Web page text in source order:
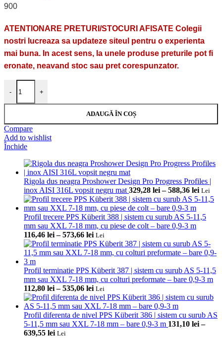
900
ATENTIONARE PRETURI/STOCURI AFISATE Colegii
nostri lucreaza sa updateze siteul pentru o experienta
mai buna. In acest sens, la unele produse preturile pot fi
eronate, neavand stoc sau pret corespunzator.
-
Cantitate Panou de dus cu scurgere centrala Proshower Panel
+
ADAUGĂ ÎN COȘ
Compare
Add to wishlist
Închide
Rigola dus neagra Proshower Design Pro Progress Profiles |
inox AISI 316L vopsit negru mat 329,28 lei – 588,36 lei
de
Lei
Profil trecere PPS Küberit 388 | sistem cu surub AS 5-11,5
mm sau XXL 7-18 mm, cu piese de colt – bare 0,9-3 m
116,46 lei – 573,66 leiInterval
de
prețuri:
până
la
573,66 lei
Lei
Profil terminatie PPS Küberit 387 | sistem cu surub AS 5-11,5
mm sau XXL 7-18 mm, cu colturi preformate – bare 0,9-3 m
112,80 lei – 535,06 leiInterval
de
prețuri:
112,80 lei
până
Lei
Profil diferenta de nivel PPS Küberit 386 | sistem cu surub AS
5-11,5 mm sau XXL 7-18 mm – bare 0,9-3 m 131,10 lei –
639,55 leiInterval
Lei